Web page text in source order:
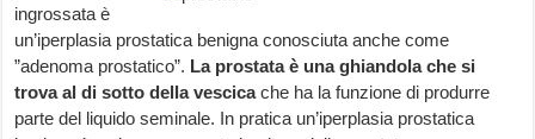
ingrossata è
un’iperplasia prostatica benigna conosciuta anche come
”adenoma prostatico”. La prostata è una ghiandola che si
trova al di sotto della vescicache ha la funzione di produrre
parte del liquido seminale. In pratica un’iperplasia prostatica